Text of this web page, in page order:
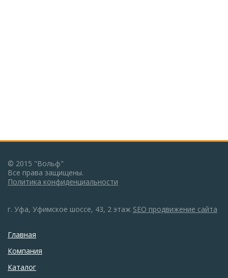
© 2015 "Вольф"
Все права защищены.
Политика конфиденциальности
г. Уфа, Уфимское шоссе, 43, 2 этаж SEO продвижение сайта
Главная
Компания
Каталог